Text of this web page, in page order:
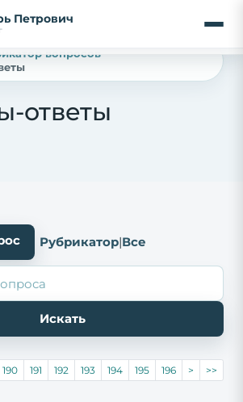
Петрович
вопросов
ответы
Рубрикатор|Все
190 191 192 193 194 195 196 > >>